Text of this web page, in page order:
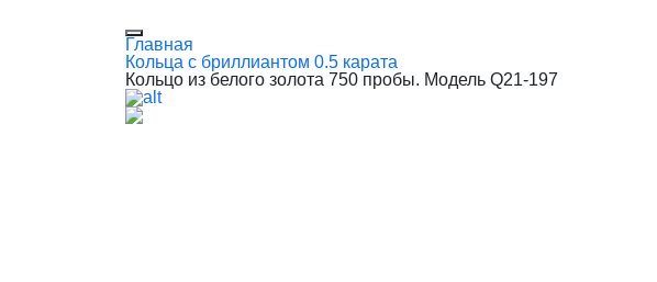
Главная
Кольца с бриллиантом 0.5 карата
Кольцо из белого золота 750 пробы. Модель Q21-197